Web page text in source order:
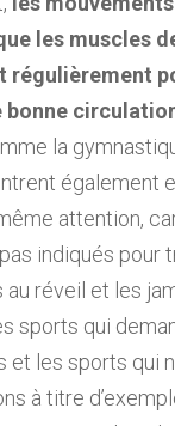
les muscles
régulièrement
bonne
la
également
attention,
indiqués pour
au réveil et les
sports qui
et les sports qui
à titre